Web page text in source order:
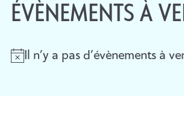
ÉVÈNEMENTS À
N
Il n’y a pas d’évènements à